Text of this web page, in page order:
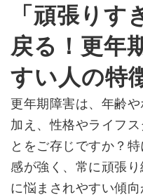
「頑張りす
戻る！更年
すい人の特
更年期障害は、年齢
加え、性格やライフ
とをご存じですか？
感が強く、常に頑張
に悩まされやすい傾